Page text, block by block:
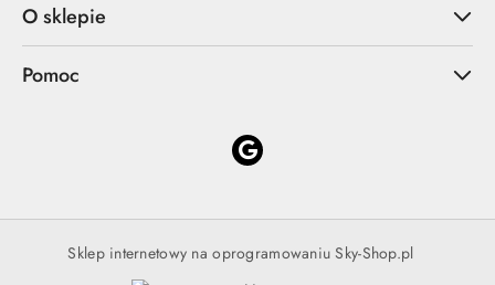
O sklepie
Pomoc
Sklep internetowy na oprogramowaniu Sky-Shop.pl